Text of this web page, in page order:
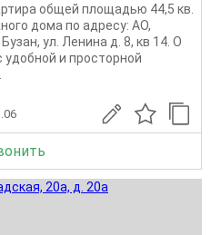
общей площадью 44,5 кв.
дома по адресу: АО,
ул. Ленина д. 8, кв 14. О
удобной и просторной